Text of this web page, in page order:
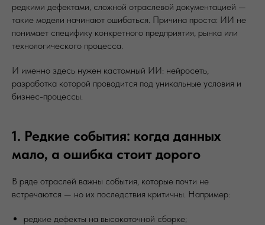
редкими дефектами, сложной отраслевой документацией —
такие модели начинают ошибаться. Причина проста: ИИ не
понимает специфику конкретного предприятия, рынка или
технологического процесса.
И именно здесь нужен кастомный ИИ: нейросеть,
разработка которой проводится под уникальные условия и
бизнес-процессы.
1. Редкие события: когда данных
мало, а ошибка стоит дорого
В ряде отраслей важны события, которые почти не
встречаются — но их последствия критичны. Например:
редкие дефекты на высокоточной сборке;